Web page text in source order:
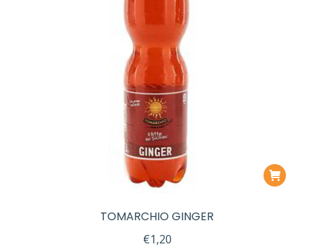
TOMARCHIO GINGER
€1,20